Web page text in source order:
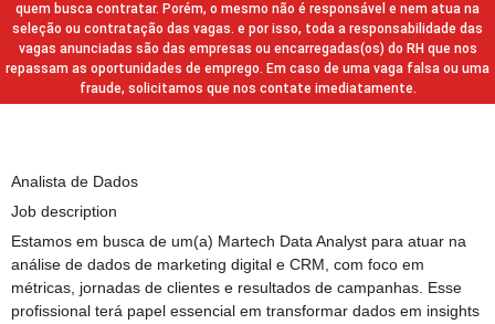
quem busca contratar. Porém, o mesmo não é responsável e nem atua na
seleção ou contratação das vagas. e por isso, toda a responsabilidade das
vagas anunciadas são das empresas ou encarregadas(os) do RH que nos
repassam as oportunidades de emprego. Em caso de uma vaga falsa ou uma
fraude, solicitamos que nos contate imediatamente.
Analista de Dados
Job description
Estamos em busca de um(a) Martech Data Analyst para atuar na
análise de dados de marketing digital e CRM, com foco em
métricas, jornadas de clientes e resultados de campanhas. Esse
profissional terá papel essencial em transformar dados em insights